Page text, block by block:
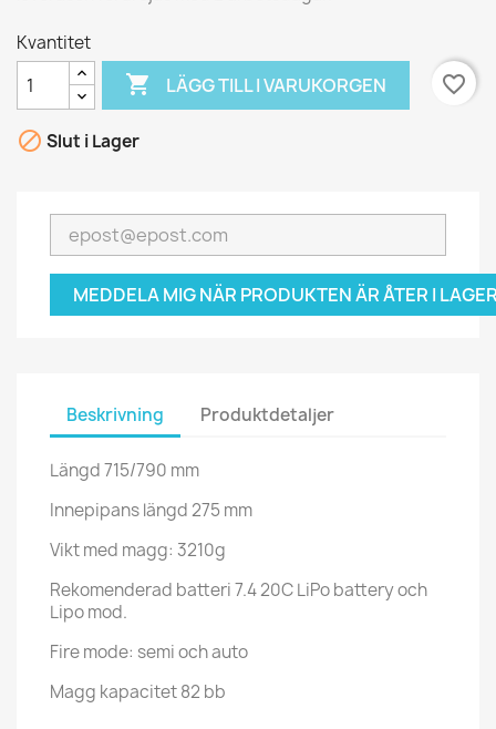
Kvantitet
 LÄGG TILL I VARUKORGEN favorite_border
 Slut i Lager
MEDDELA MIG NÄR PRODUKTEN ÄR ÅTER I
Beskrivning Produktdetaljer
Längd 715/790 mm
Innepipans längd 275 mm
Vikt med magg: 3210g
Rekomenderad batteri 7.4 20C LiPo battery och
Lipo mod.
Fire mode: semi och auto
Magg kapacitet 82 bb